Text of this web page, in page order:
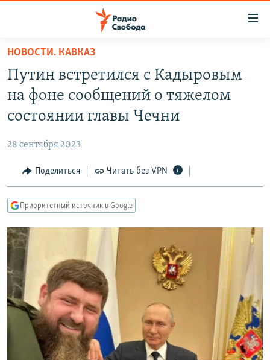
упрощенного
доступа
Вернуться
основному
Вернутся
Вернутся
поиску
ПОДКАСТЫ
АВТОРСКИЕ ПРОЕКТЫ
МНЕНИЯ
КУЛЬТУРА
КАВКАЗ.РЕАЛИИ
СЕВЕР.РЕАЛИИ
СИБИРЬ.РЕАЛИИ
РАСПИСАНИЕ ВЕЩАНИЯ
ПОДПИШИТЕСЬ НА РАССЫЛКУ
СОЦИАЛЬНЫЕ СЕТИ
НОВОСТИ. КАВКАЗ
Путин встретился с Кадыровым
на фоне сообщений о тяжелом
состоянии главы Чечни
28 сентября 2023
Поделиться Читать без VPN
Приоритетный источник в Google